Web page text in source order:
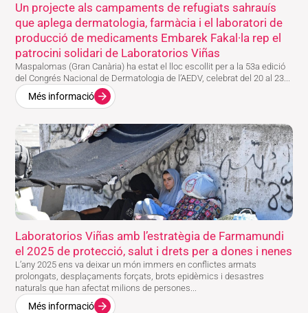
Un projecte als campaments de refugiats sahrauís
que aplega dermatologia, farmàcia i el laboratori de
producció de medicaments Embarek Fakal·la rep el
patrocini solidari de Laboratorios Viñas
Maspalomas (Gran Canària) ha estat el lloc escollit per a la 53a edició
del Congrés Nacional de Dermatologia de l’AEDV, celebrat del 20 al 23...
Més informació
Laboratorios Viñas amb l’estratègia de Farmamundi
el 2025 de protecció, salut i drets per a dones i nenes
L’any 2025 ens va deixar un món immers en conflictes armats
prolongats, desplaçaments forçats, brots epidèmics i desastres
naturals que han afectat milions de persones...
Més informació